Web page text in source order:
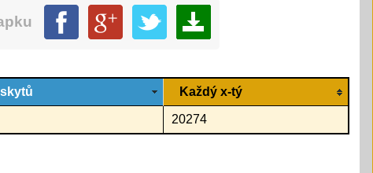
Každý x-tý
20274